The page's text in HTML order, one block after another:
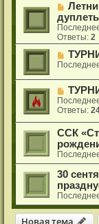
Ответы:2
Ответы:
ССК
30
Новая тема
Новаятема